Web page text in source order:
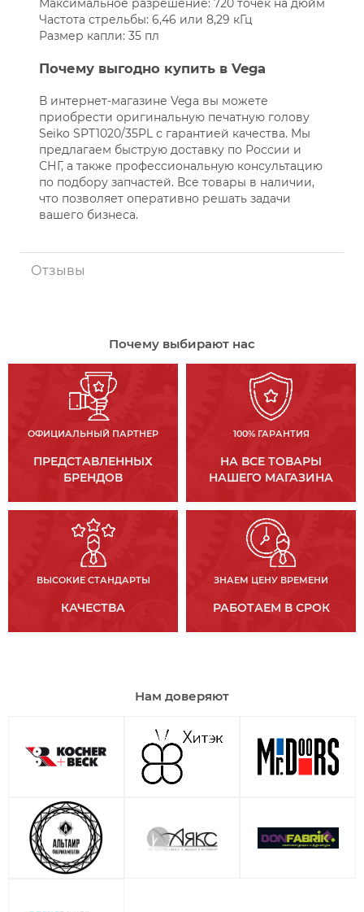
Максимальное разрешение: 720 точек на дюйм
Частота стрельбы: 6,46 или 8,29 кГц
Размер капли: 35 пл
Почему выгодно купить в Vega
В интернет-магазине Vega вы можете
приобрести оригинальную печатную голову
Seiko SPT1020/35PL с гарантией качества. Мы
предлагаем быструю доставку по России и
СНГ, а также профессиональную консультацию
по подбору запчастей. Все товары в наличии,
что позволяет оперативно решать задачи
вашего бизнеса.
Отзывы
Почему выбирают нас
ОФИЦИАЛЬНЫЙ ПАРТНЕР
ПРЕДСТАВЛЕННЫХ
БРЕНДОВ
100% ГАРАНТИЯ
НА ВСЕ ТОВАРЫ
НАШЕГО МАГАЗИНА
ВЫСОКИЕ СТАНДАРТЫ
КАЧЕСТВА
ЗНАЕМ ЦЕНУ ВРЕМЕНИ
РАБОТАЕМ В СРОК
Нам доверяют